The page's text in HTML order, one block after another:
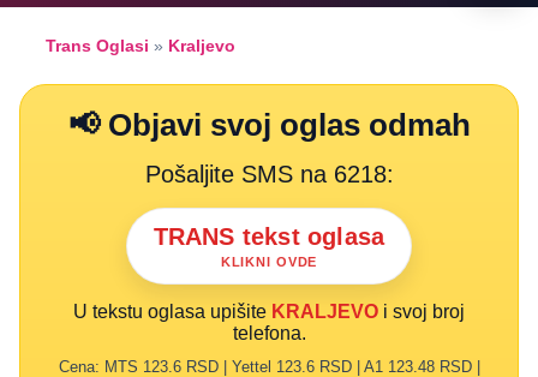
Trans Oglasi » Kraljevo
📢 Objavi svoj oglas odmah
Pošaljite SMS na 6218:
TRANS tekst oglasa
KLIKNI OVDE
U tekstu oglasa upišite KRALJEVO i svoj broj
telefona.
Cena: MTS 123.6 RSD | Yettel 123.6 RSD | A1 123.48 RSD |